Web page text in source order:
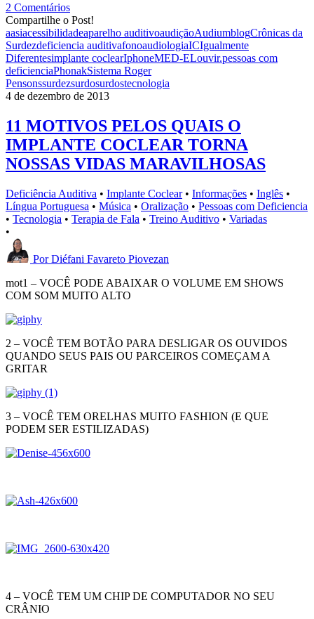
2 Comentários
Compartilhe o Post!
aasiacessibilidadeaparelho auditivoaudiçãoAudiumblogCrônicas da
Surdezdeficiencia auditivafonoaudiologiaICIgualmente
Diferentesimplante coclearIphoneMED-ELouvir.pessoas com
deficienciaPhonakSistema Roger
Pensonssurdezsurdosurdostecnologia
4 de dezembro de 2013
11 MOTIVOS PELOS QUAIS O
IMPLANTE COCLEAR TORNA
NOSSAS VIDAS MARAVILHOSAS
Deficiência Auditiva • Implante Coclear • Informações • Inglês •
Língua Portuguesa • Música • Oralização • Pessoas com Deficiencia
• Tecnologia • Terapia de Fala • Treino Auditivo • Variadas
•
Por Diéfani Favareto Piovezan
mot1 – VOCÊ PODE ABAIXAR O VOLUME EM SHOWS
COM SOM MUITO ALTO
2 – VOCÊ TEM BOTÃO PARA DESLIGAR OS OUVIDOS
QUANDO SEUS PAIS OU PARCEIROS COMEÇAM A
GRITAR
3 – VOCÊ TEM ORELHAS MUITO FASHION (E QUE
PODEM SER ESTILIZADAS)
4 – VOCÊ TEM UM CHIP DE COMPUTADOR NO SEU
CRÂNIO